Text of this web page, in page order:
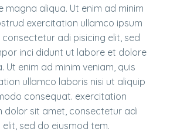
magna aliqua. Ut enim ad minim
exercitation ullamco ipsum
adi pisicing elit, sed
inci didunt ut labore et dolore
Ut enim ad minim veniam, quis
ullamco laboris nisi ut aliquip
consequat. exercitation
dolor sit amet, consectetur adi
elit, sed do eiusmod tem.